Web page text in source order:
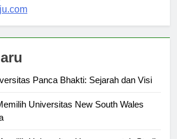
Universitas New South Wales